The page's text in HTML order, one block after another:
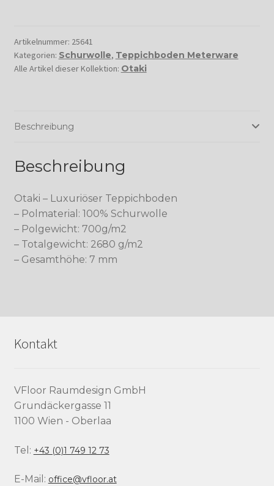
Artikelnummer: 25641
Kategorien: Schurwolle, Teppichboden Meterware
Alle Artikel dieser Kollektion: Otaki
Beschreibung
Beschreibung
Otaki – Luxuriöser Teppichboden
– Polmaterial: 100% Schurwolle
– Polgewicht: 700g/m2
– Totalgewicht: 2680 g/m2
– Gesamthöhe: 7 mm
Kontakt
VFloor Raumdesign GmbH
Grundäckergasse 11
1100 Wien - Oberlaa
Tel: +43 (0)1 749 12 73
E-Mail: office@vfloor.at